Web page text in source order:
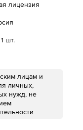
лицензия
шт.
лицам и
личных,
нужд, не